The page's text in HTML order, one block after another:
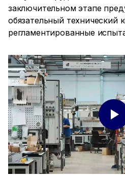
заключительном этапе
обязательный технический
регламентированные